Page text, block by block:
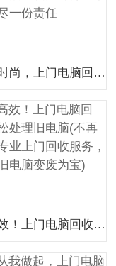
环保新时尚，上门电脑回收，旧设备的绿色新生副标题：让废旧电脑走向再生，为地球尽一份责任
环保高效！上门电脑回收，轻松处理旧电脑(不再烦恼！专业上门回收服务，让你的旧电脑变废为宝)